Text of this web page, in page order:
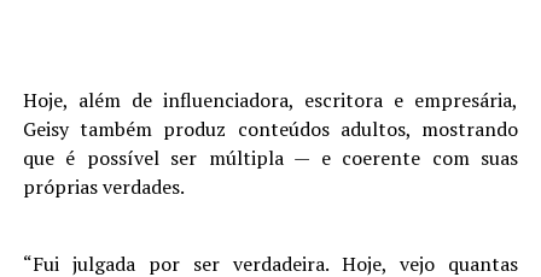
Hoje, além de influenciadora, escritora e empresária,
Geisy também produz conteúdos adultos, mostrando
que é possível ser múltipla — e coerente com suas
próprias verdades.
“Fui julgada por ser verdadeira. Hoje, vejo quantas